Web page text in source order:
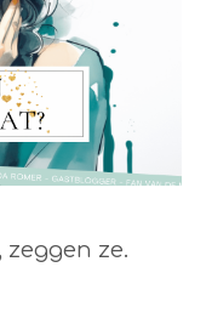
ze.